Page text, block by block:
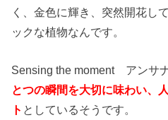
く、金色に輝き、突然開花し
ックな植物なんです。
Sensing the moment アンサ
とつの瞬間を大切に味わい、
ト としているそうです。